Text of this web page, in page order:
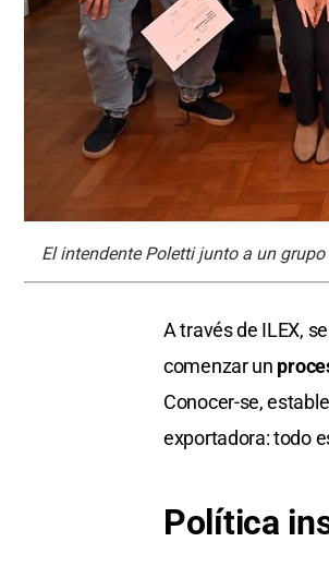
El intendente Poletti junto a un
A través de ILEX,
comenzar un
Conocer-se,
exportadora: todo
Política